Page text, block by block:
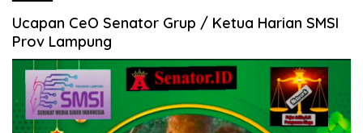
Ucapan CeO Senator Grup / Ketua Harian SMSI
Prov Lampung